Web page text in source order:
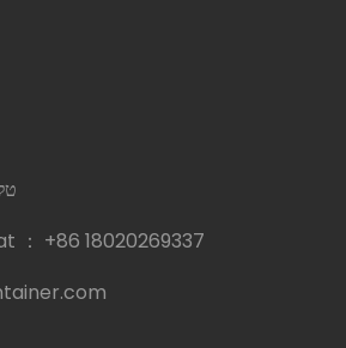
： +86 18020269337